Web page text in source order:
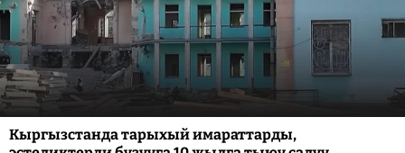
Кыргызстанда тарыхый имараттарды,